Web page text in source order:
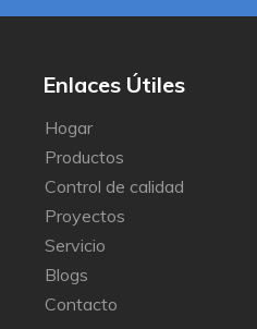
Enlaces Útiles
Hogar
Productos
Control de calidad
Proyectos
Servicio
Blogs
Contacto